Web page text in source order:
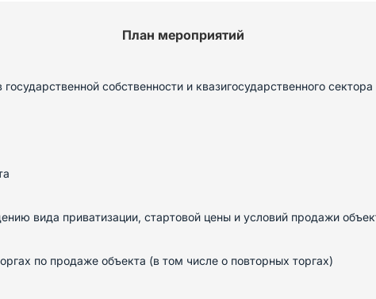
План мероприятий
собственности и квазигосударственного сектора
вида приватизации, стартовой цены и условий продажи
по продаже объекта (в том числе о повторных торгах)